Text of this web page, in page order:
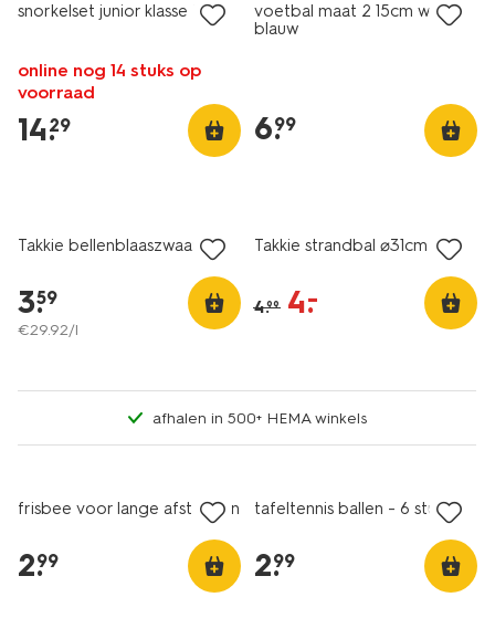
snorkelset junior klasse B
online nog 14 stuks op
voorraad
14.
29
voetbal maat 2 15cm wit-
blauw
6.
99
Takkie bellenblaaszwaard
3.
59
€29.92/l
Takkie strandbal ⌀31cm
4.99 4.
–
afhalen in 500+ HEMA winkels
frisbee voor lange afstanden
2.
99
tafeltennis ballen - 6 stuks
2.
99